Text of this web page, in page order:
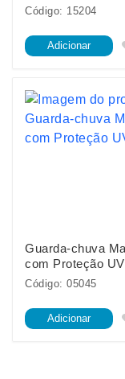
Código: 15204
Adicionar
Guarda-chuva
com Proteção UV
Código: 05045
Adicionar